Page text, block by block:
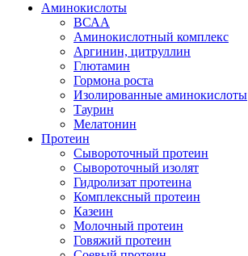
Аминокислоты
ВСАА
Аминокислотный комплекс
Аргинин, цитруллин
Глютамин
Гормона роста
Изолированные аминокислоты
Таурин
Мелатонин
Протеин
Сывороточный протеин
Сывороточный изолят
Гидролизат протеина
Комплексный протеин
Казеин
Молочный протеин
Говяжий протеин